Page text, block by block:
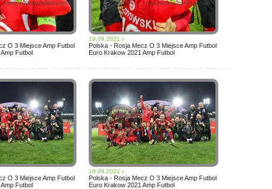
O 3 Miejsce Amp Futbol
Futbol
19.09.2021 r
Polska - Rosja Mecz O 3 Miejsce Amp Futbol
Euro Krakow 2021 Amp Futbol
O 3 Miejsce Amp Futbol
Futbol
19.09.2021 r
Polska - Rosja Mecz O 3 Miejsce Amp Futbol
Euro Krakow 2021 Amp Futbol